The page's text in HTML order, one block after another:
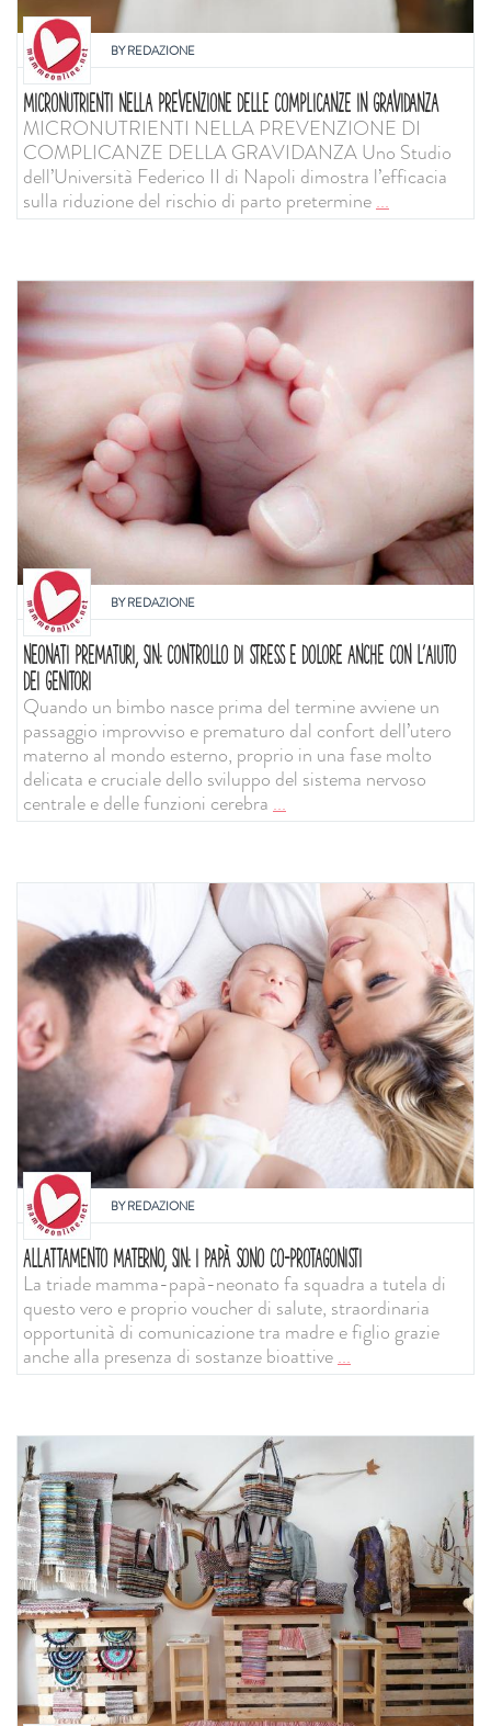
BYREDAZIONE
MICRONUTRIENTI NELLA PREVENZIONE DELLE COMPLICANZE IN GRAVIDANZA
MICRONUTRIENTI NELLA PREVENZIONE DI
COMPLICANZE DELLA GRAVIDANZA Uno Studio
dell’Università Federico II di Napoli dimostra l’efficacia
sulla riduzione del rischio di parto pretermine...
BYREDAZIONE
NEONATI PREMATURI, SIN: CONTROLLO DI STRESS E DOLORE ANCHE CON L'AIUTO
DEI GENITORI
Quando un bimbo nasce prima del termine avviene un
passaggio improvviso e prematuro dal confort dell’utero
materno al mondo esterno, proprio in una fase molto
delicata e cruciale dello sviluppo del sistema nervoso
centrale e delle funzioni cerebra...
BYREDAZIONE
ALLATTAMENTO MATERNO, SIN: I PAPÀ SONO CO-PROTAGONISTI
La triade mamma-papà-neonato fa squadra a tutela di
questo vero e proprio voucher di salute, straordinaria
opportunità di comunicazione tra madre e figlio grazie
anche alla presenza di sostanze bioattive...